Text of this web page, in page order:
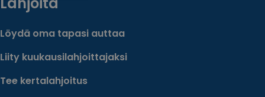
Löydä oma tapasi auttaa
Liity kuukausilahjoittajaksi
Tee kertalahjoitus